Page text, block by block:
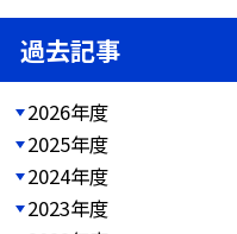
過去記事
2026年度
2025年度
2024年度
2023年度